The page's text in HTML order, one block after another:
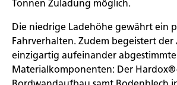
Tonnen Zuladung möglich.
Die niedrige Ladehöhe gewährt ein
Fahrverhalten. Zudem begeistert
einzigartig aufeinander
Materialkomponenten: Der